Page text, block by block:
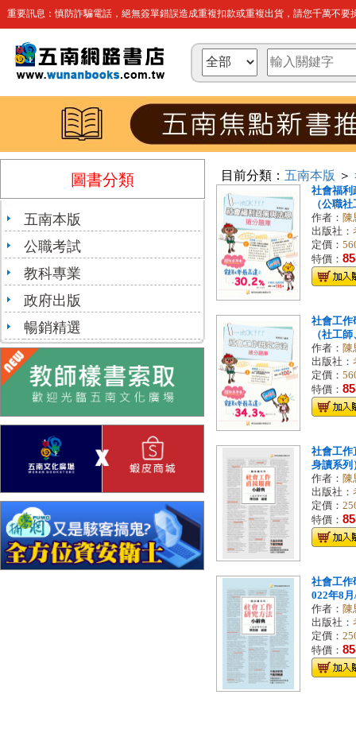
重要訊息：慎防詐騙電話，絕無簽單錯誤造成重複扣款或重複出貨，請您千萬不要
圖書分類
五南本版
公職考試
教科專業
政府出版
暢銷精選
目前分類： 五南本版 ＞
社會福利
（公職
作者： 陳
出版社：
定價：
特價： 85
社會工作
（社工
作者： 陳
出版社：
定價：
特價： 85
社會工作
身讀系列
作者： 陳
出版社：
定價：
特價： 85
社會工作
022年8
作者： 陳
出版社：
定價：
特價： 85